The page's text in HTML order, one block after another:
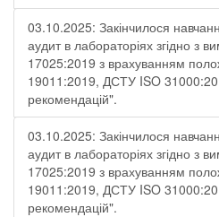
03.10.2025: Закінчилося
аудит в лабораторіях згідно з
17025:2019 з врахуванням
19011:2019, ДСТУ ISO
рекомендацій".
03.10.2025: Закінчилося
аудит в лабораторіях згідно з
17025:2019 з врахуванням
19011:2019, ДСТУ ISO
рекомендацій".